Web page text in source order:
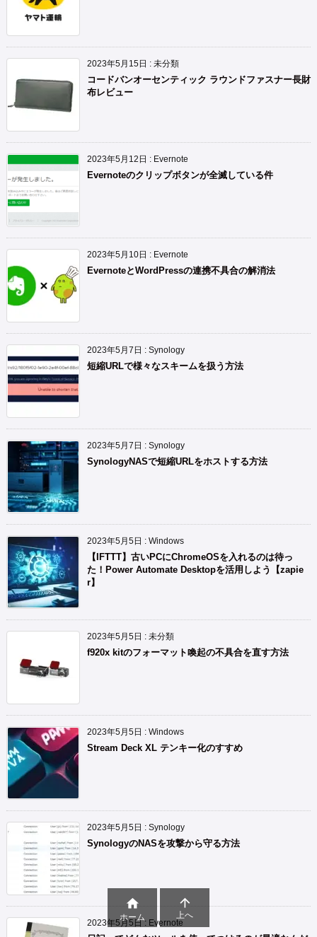
2023年5月15日 : 未分類
コードバンオーセンティック ラウンドファスナー長財
布レビュー
2023年5月12日 : Evernote
Evernoteのクリップボタンが全滅している件
2023年5月10日 : Evernote
EvernoteとWordPressの連携不具合の解消法
2023年5月7日 : Synology
短縮URLで様々なスキームを扱う方法
2023年5月7日 : Synology
SynologyNASで短縮URLをホストする方法
2023年5月5日 : Windows
【IFTTT】古いPCにChromeOSを入れるのは待っ
た！Power Automate Desktopを活用しよう【zapie
r】
2023年5月5日 : 未分類
f920x kitのフォーマット喚起の不具合を直す方法
2023年5月5日 : Windows
Stream Deck XL テンキー化のすすめ
2023年5月5日 : Synology
SynologyのNASを攻撃から守る方法
2023年5月5日: Evernote

ホーム

上へ